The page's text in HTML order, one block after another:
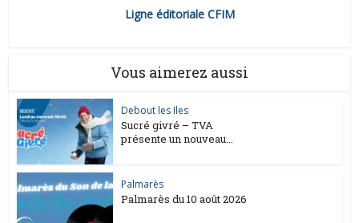
Ligne éditoriale CFIM
Vous aimerez aussi
Debout les Iles
Sucré givré – TVA
présente un nouveau...
Palmarès
Palmarès du 10 août 2026